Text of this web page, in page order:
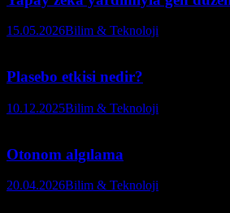
15.05.2026Bilim & Teknoloji
Plasebo etkisi nedir?
10.12.2025Bilim & Teknoloji
Otonom algılama
20.04.2026Bilim & Teknoloji